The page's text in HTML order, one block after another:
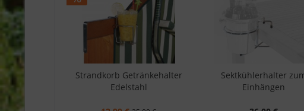
Strandkorb Getränkehalter
Edelstahl
Sektkühlerhalter
Einhängen